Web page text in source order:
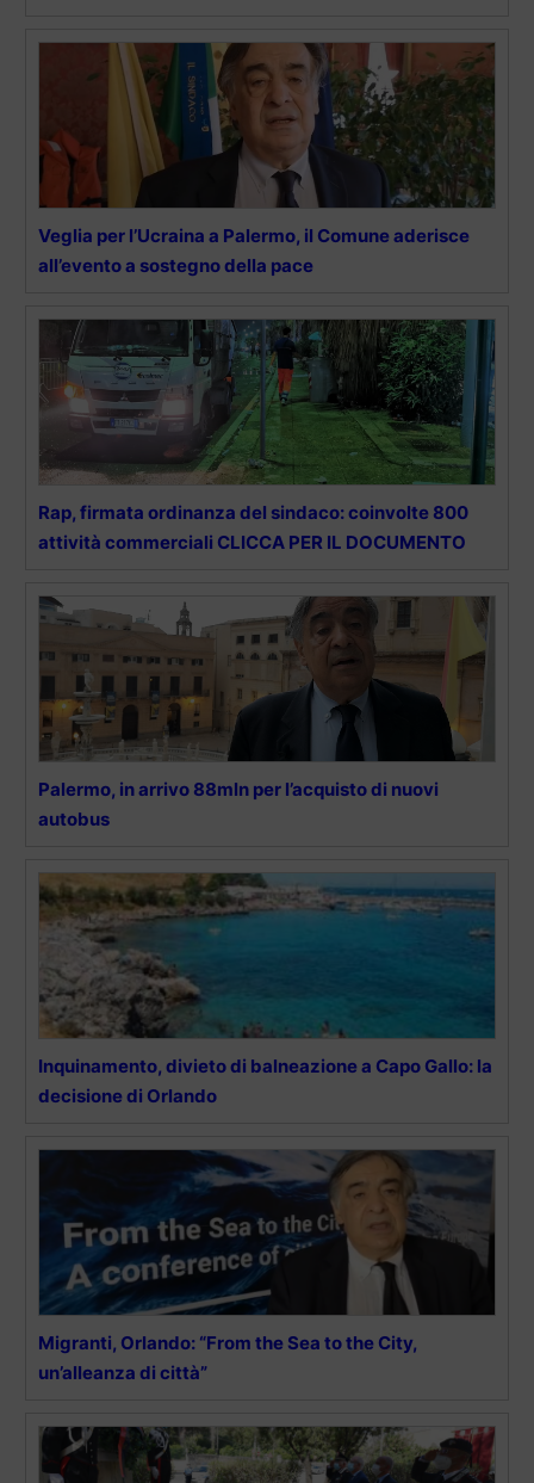
Veglia per l’Ucraina a Palermo, il Comune aderisce
all’evento a sostegno della pace
Rap, firmata ordinanza del sindaco: coinvolte 800
attività commerciali CLICCA PER IL DOCUMENTO
Palermo, in arrivo 88mln per l’acquisto di nuovi
autobus
Inquinamento, divieto di balneazione a Capo Gallo: la
decisione di Orlando
Migranti, Orlando: “From the Sea to the City,
un’alleanza di città”